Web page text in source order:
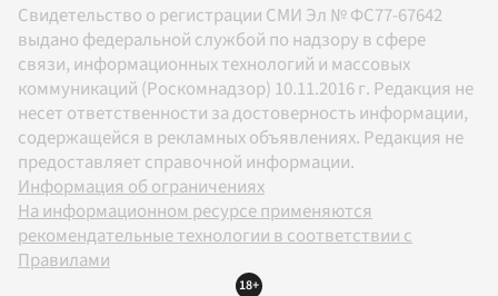
Свидетельство о регистрации СМИ Эл № ФС77-67642
выдано федеральной службой по надзору в сфере
связи, информационных технологий и массовых
коммуникаций (Роскомнадзор) 10.11.2016 г. Редакция не
несет ответственности за достоверность информации,
содержащейся в рекламных объявлениях. Редакция не
предоставляет справочной информации.
Информация об ограничениях
На информационном ресурсе применяются
рекомендательные технологии в соответствии с
Правилами
18+